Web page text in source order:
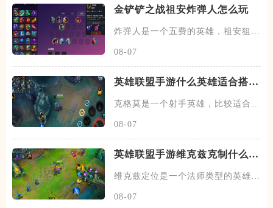
金铲铲之战祖安炸弹人怎么玩
炸弹人是一个五费的英雄，祖安狙神
08-07
英雄联盟手游什么英雄适合搭配
克格莫是一个射手英雄，比较适合走
08-07
英雄联盟手游维克兹克制什么英
维克兹定位是一个法师类型的英雄，
08-07